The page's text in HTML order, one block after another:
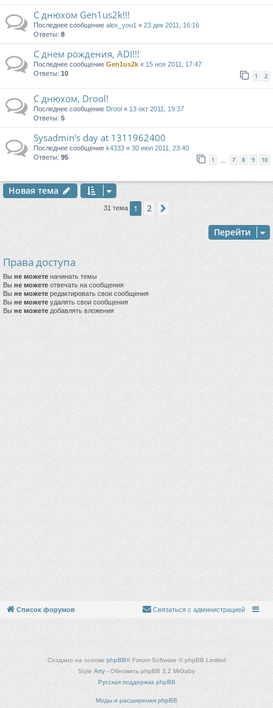
С днюхом Gen1us2k!!!
Последнее сообщение alex_you1 « 23 дек 2011, 16:16
Ответы: 8
С днем рождения, ADI!!!
Последнее сообщение Gen1us2k « 15 ноя 2011, 17:47
Ответы: 10 1 2
С днюхом, Drool!
Последнее сообщение Drool « 13 окт 2011, 19:37
Ответы: 5
Sysadmin's day at 1311962400
Последнее сообщение k4333 « 30 июл 2011, 23:40
Ответы: 95 1 7 8 9 10
Новая тема
31 тема 1 2
Перейти
Права доступа
Вы не можете начинать темы
Вы не можете отвечать на сообщения
Вы не можете редактировать свои сообщения
Вы не можете удалять свои сообщения
Вы не можете добавлять вложения
Список форумов Связаться с администрацией
Создано на основе phpBB® Forum Software © phpBB Limited
Style Arty - Обновить phpBB 3.2 MrGaby
Русская поддержка phpBB
Моды и расширения phpBB